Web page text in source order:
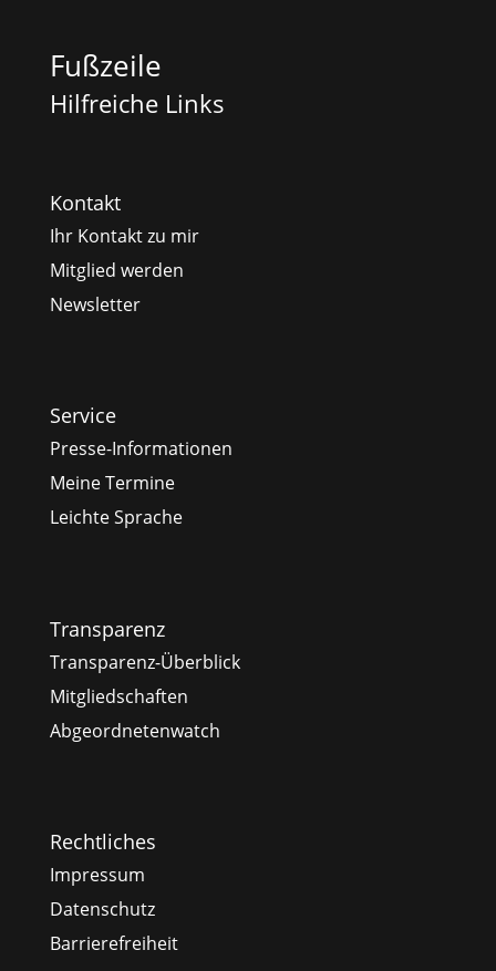
Fußzeile
Hilfreiche Links
Kontakt
Ihr Kontakt zu mir
Mitglied werden
Newsletter
Service
Presse-Informationen
Meine Termine
Leichte Sprache
Transparenz
Transparenz-Überblick
Mitgliedschaften
Abgeordnetenwatch
Rechtliches
Impressum
Datenschutz
Barrierefreiheit